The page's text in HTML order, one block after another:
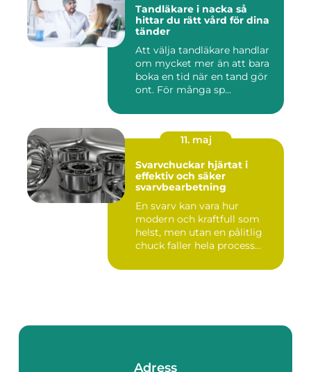
Tandläkare i nacka så
hittar du rätt vård för dina
tänder
Att välja tandläkare handlar
om mycket mer än att bara
boka en tid när en tand gör
ont. För många sp...
11. maj
Svarvchuckar hjärtat i
effektiv och säker
svarvbearbetning
En svarv kan vara hur
modern och kraftfull som
helst, men utan en pålitlig
chuck faller hela process...
Adress